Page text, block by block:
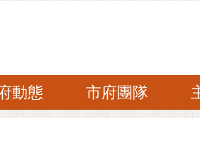
動態 市府團隊